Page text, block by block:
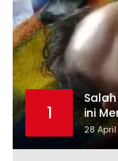
1
ini
28